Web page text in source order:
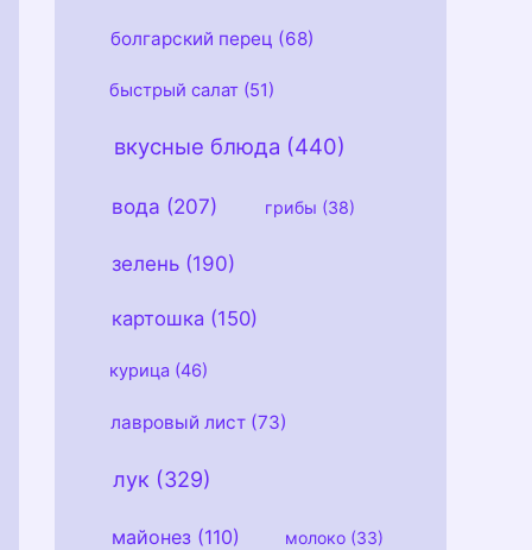
болгарский перец (68)
быстрый салат (51)
вкусные блюда (440)
вода (207) грибы (38)
зелень (190)
картошка (150)
курица (46)
лавровый лист(73)
лук (329)
майонез(110) молоко(33)